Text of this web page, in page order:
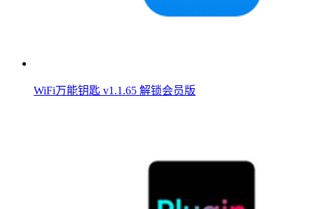
WiFi万能钥匙 v1.1.65 解锁会员版